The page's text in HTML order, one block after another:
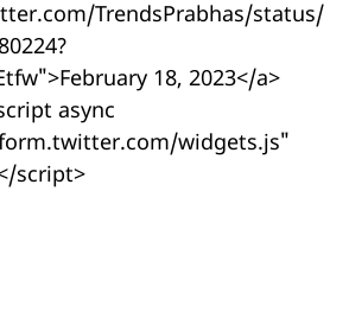
TrendsPrabhas/status/
18, 2023</a>
async
widgets.js"
script>